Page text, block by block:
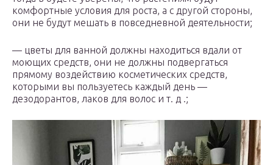
комфортные условия для роста, а с другой стороны,
они не будут мешать в повседневной деятельности;
— цветы для ванной должны находиться вдали от
моющих средств, они не должны подвергаться
прямому воздействию косметических средств,
которыми вы пользуетесь каждый день —
дезодорантов, лаков для волос и т. д .;